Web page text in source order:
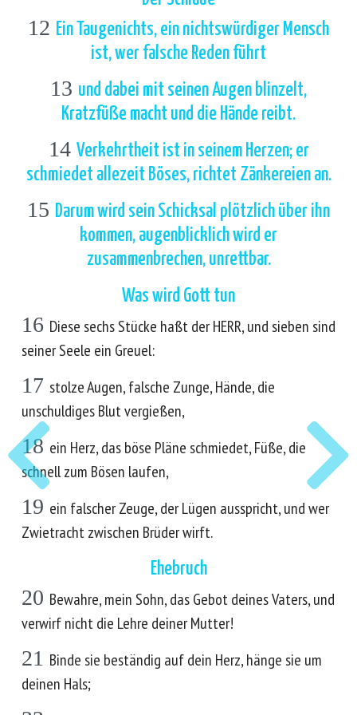
12 Ein Taugenichts, ein nichtswürdiger Mensch
ist, wer falsche Reden führt
13 und dabei mit seinen Augen blinzelt,
Kratzfüße macht und die Hände reibt.
14 Verkehrtheit ist in seinem Herzen; er
schmiedet allezeit Böses, richtet Zänkereien an.
15 Darum wird sein Schicksal plötzlich über ihn
kommen, augenblicklich wird er
zusammenbrechen, unrettbar.
Was wird Gott tun
16 Diese sechs Stücke haßt der HERR, und sieben sind
seiner Seele ein Greuel:
17 stolze Augen, falsche Zunge, Hände, die
unschuldiges Blut vergießen,
18 ein Herz, das böse Pläne schmiedet, Füße, die
schnell zum Bösen laufen,
19 ein falscher Zeuge, der Lügen ausspricht, und wer
Zwietracht zwischen Brüder wirft.
Ehebruch
20 Bewahre, mein Sohn, das Gebot deines Vaters, und
verwirf nicht die Lehre deiner Mutter!
21 Binde sie beständig auf dein Herz, hänge sie um
deinen Hals;